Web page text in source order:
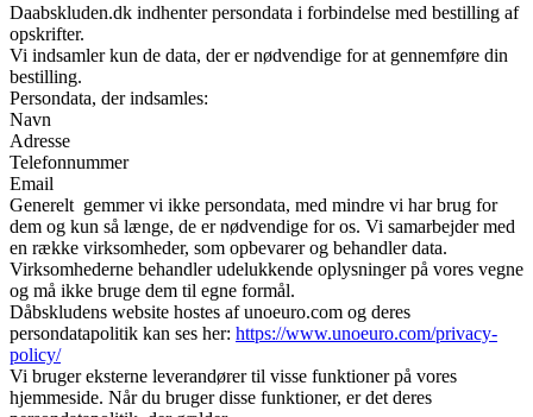
Daabskluden.dk indhenter persondata i forbindelse med bestilling af
opskrifter.
Vi indsamler kun de data, der er nødvendige for at gennemføre din
bestilling.
Persondata, der indsamles:
Navn
Adresse
Telefonnummer
Email
Generelt gemmer vi ikke persondata, med mindre vi har brug for
dem og kun så længe, de er nødvendige for os. Vi samarbejder med
en række virksomheder, som opbevarer og behandler data.
Virksomhederne behandler udelukkende oplysninger på vores vegne
og må ikke bruge dem til egne formål.
Dåbskludens website hostes af unoeuro.com og deres
persondatapolitik kan ses her: https://www.unoeuro.com/privacy-
policy/
Vi bruger eksterne leverandører til visse funktioner på vores
hjemmeside. Når du bruger disse funktioner, er det deres